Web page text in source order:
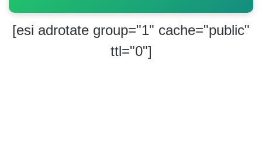
[esi adrotate group="1" cache="public"
ttl="0"]